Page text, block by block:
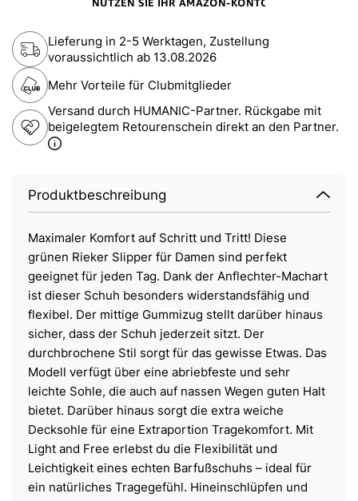
Lieferung in 2-5 Werktagen, Zustellung
voraussichtlich ab 13.08.2026
Mehr Vorteile für Clubmitglieder
Versand durch HUMANIC-Partner. Rückgabe mit
beigelegtem Retourenschein direkt an den Partner.
Produktbeschreibung
Maximaler Komfort auf Schritt und Tritt! Diese
grünen Rieker Slipper für Damen sind perfekt
geeignet für jeden Tag. Dank der Anflechter-Machart
ist dieser Schuh besonders widerstandsfähig und
flexibel. Der mittige Gummizug stellt darüber hinaus
sicher, dass der Schuh jederzeit sitzt. Der
durchbrochene Stil sorgt für das gewisse Etwas. Das
Modell verfügt über eine abriebfeste und sehr
leichte Sohle, die auch auf nassen Wegen guten Halt
bietet. Darüber hinaus sorgt die extra weiche
Decksohle für eine Extraportion Tragekomfort. Mit
Light and Free erlebst du die Flexibilität und
Leichtigkeit eines echten Barfußschuhs – ideal für
ein natürliches Tragegefühl. Hineinschlüpfen und